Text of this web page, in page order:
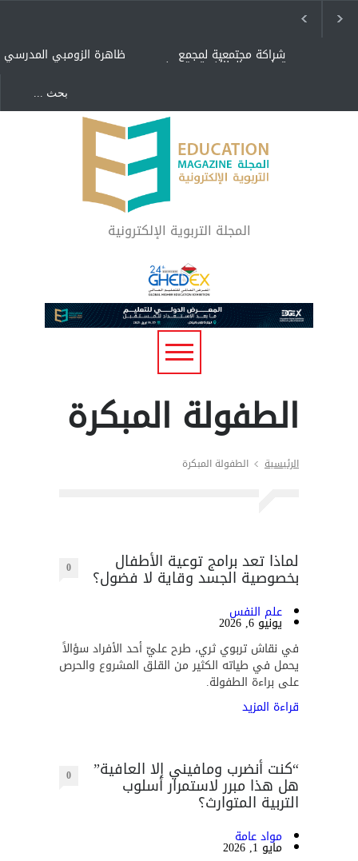
ظاهرة الزومبي المدرسي شراكة مجتمعية لمجمع
تعليمي بالطائف تستهدف
"كنت أنضرب ومافيني إلا
العافية" هل هذا مبرر
لاستمرار أسلوب التربية
المتوارث؟
لماذا تعد برامج توعية الأطفال
بخصوصية الجسد وقاية لا
فضول؟
المجلة التربوية الإلكترونية
الطفولة المبكرة
الرئيسية الطفولة المبكرة
لماذا تعد برامج توعية الأطفال
بخصوصية الجسد وقاية لا فضول؟ 0
علم النفس
يونيو 6, 2026
في نقاش تربوي ثري، طرح عليّ أحد الأفراد سؤالاً
يحمل في طياته الكثير من القلق المشروع والحرص
على براءة الطفولة.
قراءة المزيد
“كنت أنضرب ومافيني إلا العافية”
هل هذا مبرر لاستمرار أسلوب
التربية المتوارث؟
0
مواد عامة
مايو 1, 2026